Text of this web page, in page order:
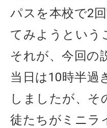
パスを本校で2
てみようという
それが、今回の
当日は10時半過
しましたが、そ
徒たちがミニラ